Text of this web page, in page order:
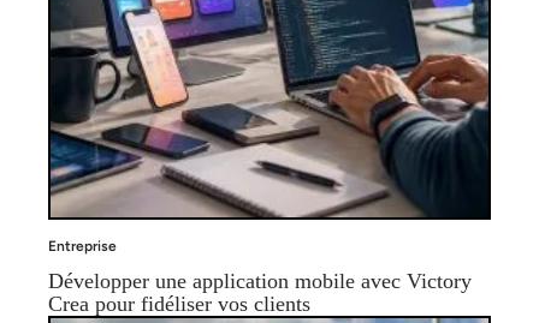
Entreprise
Développer une application mobile avec Victory
Crea pour fidéliser vos clients